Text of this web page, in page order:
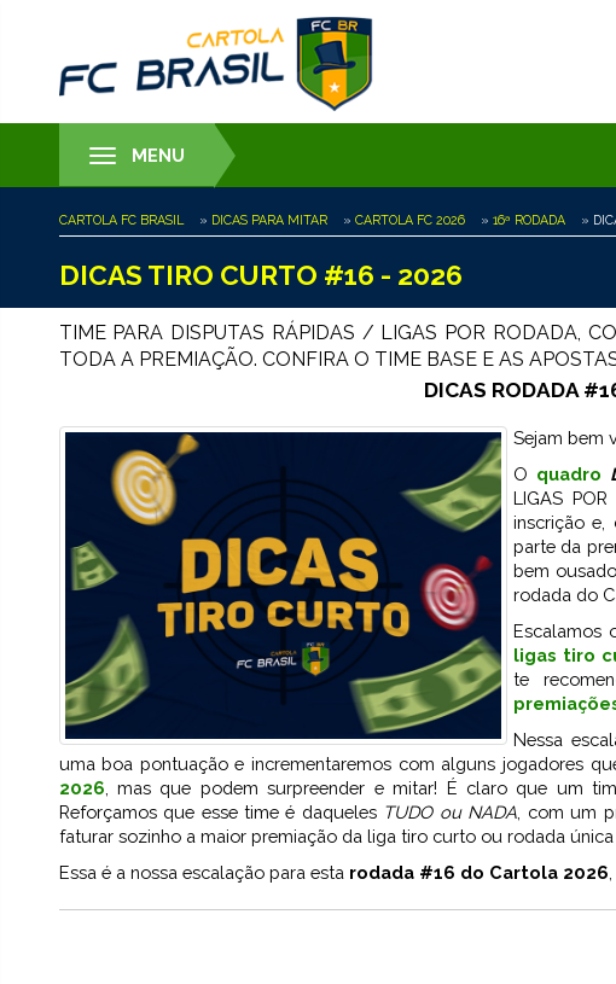
Toggle
navigation
MENU
CARTOLA FC BRASIL » DICAS PARA MITAR » CARTOLA FC 2026 » 16ª RODADA »
DICAS TIRO CURTO #16 - 2026
TIME PARA DISPUTAS RÁPIDAS / LIGAS POR RODADA,
TODA A PREMIAÇÃO. CONFIRA O TIME BASE E AS
DICAS RODADA
Sejam bem
O quadro
LIGAS
inscrição
parte da
bem
rodada do
Escalamos
ligas tiro
te
Nessa
uma boa pontuação e incrementaremos com alguns jogadores
2026 , mas que podem surpreender e mitar! É claro que um
Reforçamos que esse time é daqueles TUDO ou NADA , com um
faturar sozinho a maior premiação da liga tiro curto ou rodada
Essa é a nossa escalação para esta rodada #16 do Cartola 2026